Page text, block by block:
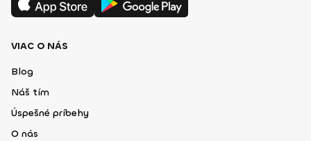
VIAC O NÁS
Blog
Náš tím
Úspešné príbehy
O nás